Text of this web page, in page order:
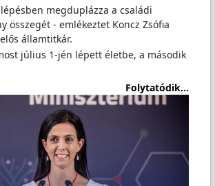
megduplázza a családi
összegét - emlékeztet Koncz Zsófia
államtitkár.
július 1-jén lépett életbe, a második
Folytatódik...